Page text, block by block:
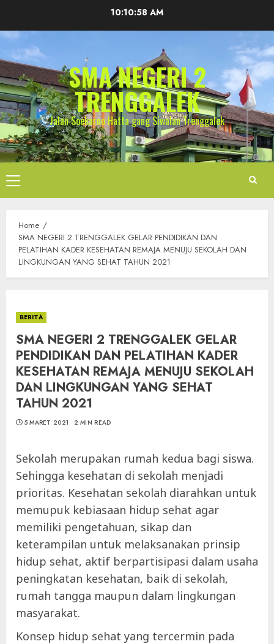
content
10:10:58 AM
SMA NEGERI 2
TRENGGALEK
Jalan Soekarno Hatta gang Siwalan Trenggalek
Primary
Menu
Home
SMA NEGERI 2 TRENGGALEK GELAR PENDIDIKAN DAN
PELATIHAN KADER KESEHATAN REMAJA MENUJU SEKOLAH DAN
LINGKUNGAN YANG SEHAT TAHUN 2021
BERITA
SMA NEGERI 2 TRENGGALEK GELAR
PENDIDIKAN DAN PELATIHAN KADER
KESEHATAN REMAJA MENUJU SEKOLAH
DAN LINGKUNGAN YANG SEHAT
TAHUN 2021
5 MARET 2021 2 MIN READ
Sekolah merupakan rumah kedua bagi siswa.
Sehingga kesehatan di sekolah menjadi
prioritas. Kesehatan sekolah diarahkan untuk
memupuk kebiasaan hidup sehat agar
memiliki pengetahuan, sikap dan
keterampilan untuk melaksanakan prinsip
hidup sehat, aktif berpartisipasi dalam usaha
peningkatan kesehatan, baik di sekolah,
rumah tangga maupun dalam lingkungan
masyarakat.
Konsep hidup sehat yang tercermin pada